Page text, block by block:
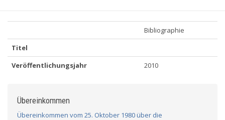
Bibliographie
Titel
Veröffentlichungsjahr
2010
Übereinkommen
Übereinkommen vom 25. Oktober 1980 über die